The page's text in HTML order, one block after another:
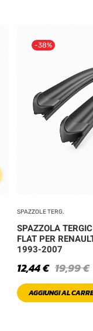
-38%
SPAZZOLE TERG.
SPAZZOLA
FLAT PER
1993-2007
19,99€
12,44€
AGGIUNGI AL